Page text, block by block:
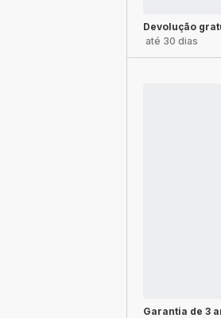
Devolução
até 30 dias
Garantia de 3